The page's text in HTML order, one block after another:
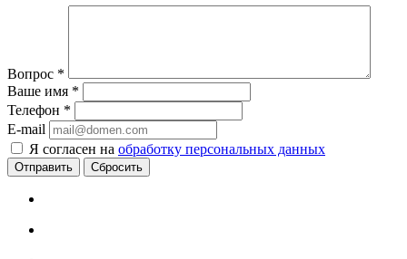
Вопрос *
Ваше имя *
Телефон *
E-mail
Я согласен на обработку персональных данных
Сбросить